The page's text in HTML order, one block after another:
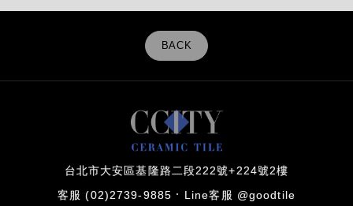
BACK
台北市大安區基隆路二段222號+224號2樓
客服 (02)2739-9885 Line客服 @goodtile